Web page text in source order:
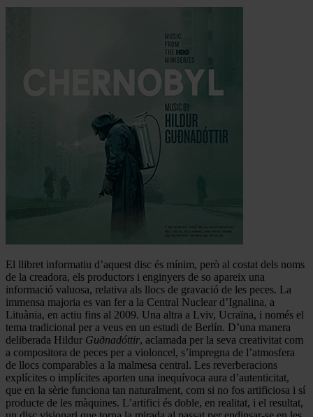
El llibret informatiu d’aquest disc és mínim, però al costat dels noms
de la creadora, els productors i enginyers de so apareix una
informació valuosa, relativa als llocs de gravació de les peces. La
immensa majoria es van fer a la Central Nuclear d’Ignalina, a
Lituània, en actiu fins al 2009. Una altra a Lviv, Ucraïna, i només el
tema tradicional per a veus en un estudi de Berlín. D’una manera
deliberada Hildur Guðnadóttir, aclamada per la seva creativitat com
a compositora de peces per a violoncel, s’impregna de l’atmosfera
de llocs comparables a la malmesa central. Les reverberacions
explícites o implícites aporten una inequívoca aura d’autenticitat,
que en la sèrie funciona tan naturalment, com si no fos artificiosa i sí
producte de les màquines. L’artifici és doble, en realitat, i el resultat,